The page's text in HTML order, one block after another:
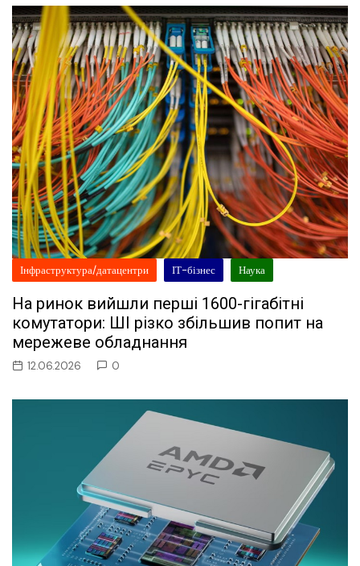
Інфраструктура/датацентри ІТ-бізнес Наука
На ринок вийшли перші 1600-гігабітні
комутатори: ШІ різко збільшив попит на
мережеве обладнання
12.06.2026 0